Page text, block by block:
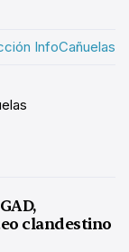
InfoCañuelas
clandestino